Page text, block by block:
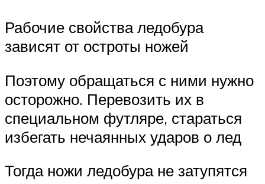
Рабочие свойства ледобура
зависят от остроты ножей
Поэтому обращаться с ними нужно
осторожно. Перевозить их в
специальном футляре, стараться
избегать нечаянных ударов о лед
Тогда ножи ледобура не затупятся